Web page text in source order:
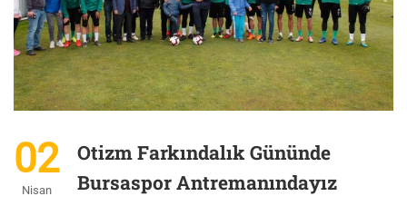
02
Nisan
Otizm Farkındalık Gününde
Bursaspor Antremanındayız